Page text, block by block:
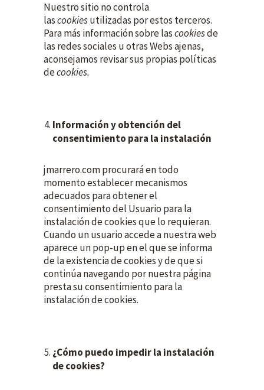
Nuestro sitio no controla
lascookiesutilizadas por estos terceros.
Para más información sobre lascookiesde
las redes sociales u otras Webs ajenas,
aconsejamos revisar sus propias políticas
decookies.
Información y obtención del
consentimiento para la instalación
jmarrero.com procurará en todo
momento establecer mecanismos
adecuados para obtener el
consentimiento del Usuario para la
instalación de cookies que lo requieran.
Cuando un usuario accede a nuestra web
aparece un pop-up en el que se informa
de la existencia de cookies y de que si
continúa navegando por nuestra página
presta su consentimiento para la
instalación de cookies.
¿Cómo puedo impedir la instalación
de cookies?